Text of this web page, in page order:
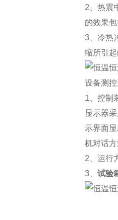
2、热震
的效果
3、冷热
缩所引
设备测
1、控制
显示器
示界面
机对话
2、运行
3、 试验